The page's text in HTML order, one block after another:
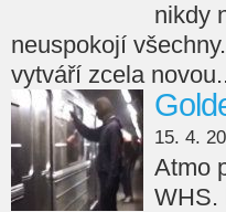
nikdy
neuspokojí
vytváří zcela
15. 4.
Atmo
WHS.